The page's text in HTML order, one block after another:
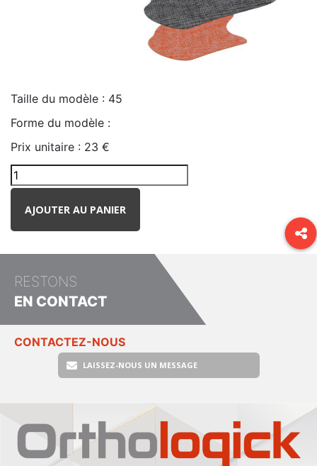
Taille du modèle : 45
Forme du modèle :
Prix unitaire : 23 €
AJOUTER AU PANIER
RESTONS
EN CONTACT
CONTACTEZ-NOUS
LAISSEZ-NOUS UN MESSAGE